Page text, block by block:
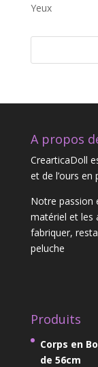
Yeux
A propos
CrearticaDoll
et de l’ours en
Notre passion
matériel et les
fabriquer,
peluche
Produits
Corps en
de 56cm